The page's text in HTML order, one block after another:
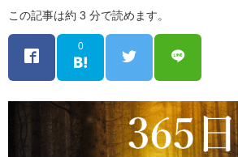
この記事は約 3 分で読めます。
0